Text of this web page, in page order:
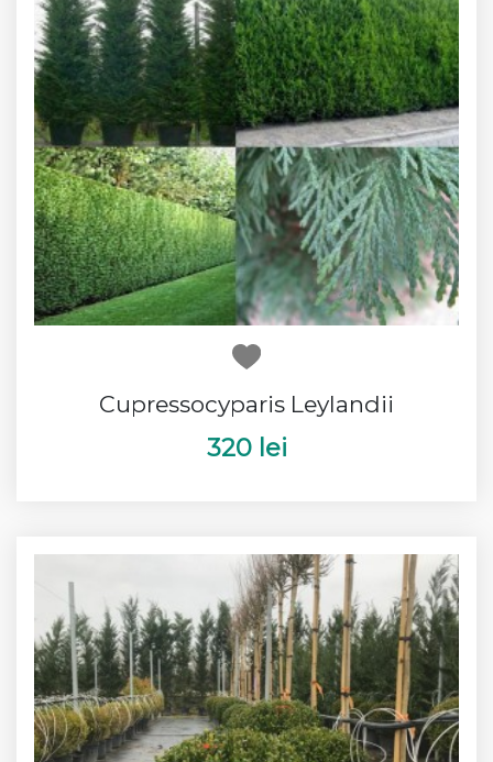
Cupressocyparis Leylandii
320 lei